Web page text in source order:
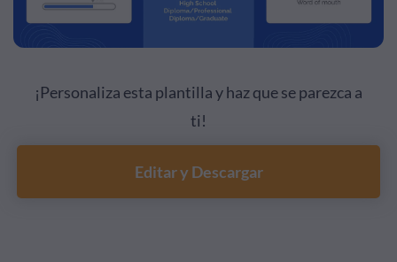
¡Personaliza esta plantilla y haz que se parezca a
ti!
Editar y Descargar